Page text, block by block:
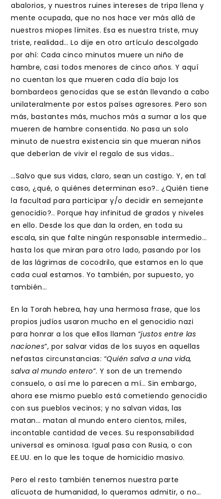
abalorios, y nuestros ruines intereses de tripa llena y
mente ocupada, que no nos hace ver más allá de
nuestros miopes límites. Esa es nuestra triste, muy
triste, realidad… Lo dije en otro artículo descolgado
por ahí: Cada cinco minutos muere un niño de
hambre, casi todos menores de cinco años. Y aquí
no cuentan los que mueren cada día bajo los
bombardeos genocidas que se están llevando a cabo
unilateralmente por estos países agresores. Pero son
más, bastantes más, muchos más a sumar a los que
mueren de hambre consentida. No pasa un solo
minuto de nuestra existencia sin que mueran niños
que deberían de vivir el regalo de sus vidas…
…Salvo que sus vidas, claro, sean un castigo. Y, en tal
caso, ¿qué, o quiénes determinan eso?.. ¿Quién tiene
la facultad para participar y/o decidir en semejante
genocidio?.. Porque hay infinitud de grados y niveles
en ello. Desde los que dan la orden, en toda su
escala, sin que falte ningún responsable intermedio…
hasta los que miran para otro lado, pasando por los
de las lágrimas de cocodrilo, que estamos en lo que
cada cual estamos. Yo también, por supuesto, yo
también…
En la Torah hebrea, hay una hermosa frase, que los
propios judíos usaron mucho en el genocidio nazi
para honrar a los que ellos llaman “justos entre las
naciones”, por salvar vidas de los suyos en aquellas
nefastas circunstancias: “Quién salva a una vida,
salva al mundo entero”. Y son de un tremendo
consuelo, o así me lo parecen a mí… Sin embargo,
ahora ese mismo pueblo está cometiendo genocidio
con sus pueblos vecinos; y no salvan vidas, las
matan… matan al mundo entero cientos, miles,
incontable cantidad de veces. Su responsabilidad
universal es ominosa. Igual pasa con Rusia, o con
EE.UU. en lo que les toque de homicidio masivo.
Pero el resto también tenemos nuestra parte
alícuota de humanidad, lo queramos admitir, o no…